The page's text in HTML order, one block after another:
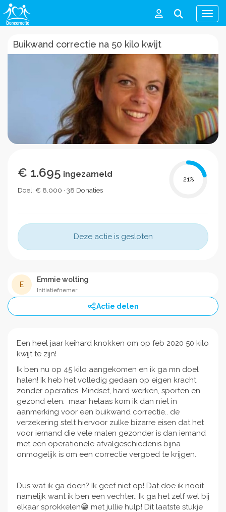
Menu
Buikwand correctie na 50 kilo kwijt
€ 1.695 ingezameld
Doel: € 8.000 · 38 Donaties
21%
Deze actie is gesloten
E
Emmie wolting
Initiatiefnemer
Actie delen
Een heel jaar keihard knokken om op feb 2020 50 kilo
kwijt te zijn!
Ik ben nu op 45 kilo aangekomen en ik ga mn doel
halen! Ik heb het volledig gedaan op eigen kracht
zonder operaties. Mindset, hard werken, sporten en
gezond eten. maar helaas kom ik dan niet in
aanmerking voor een buikwand correctie.. de
verzekering stelt hiervoor zulke bizarre eisen dat het
voor iemand die vele malen gezonder is dan iemand
met een operationele afvalgeschiedenis bijna
onmogelijk is om een correctie vergoed te krijgen.
Dus wat ik ga doen? Ik geef niet op! Dat doe ik nooit
namelijk want ik ben een vechter.. Ik ga het zelf wel bij
elkaar sprokkelen😁 met jullie hulp! Dit laatste stukje